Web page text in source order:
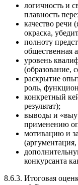
логичность и
плавность
качество речи
окраска,
полноту
общественная
уровень
(образование,
раскрытие
роль,
конкретный
результат);
выводы и
применению
мотивацию и
конкурсанта
8.6.3. Итоговая